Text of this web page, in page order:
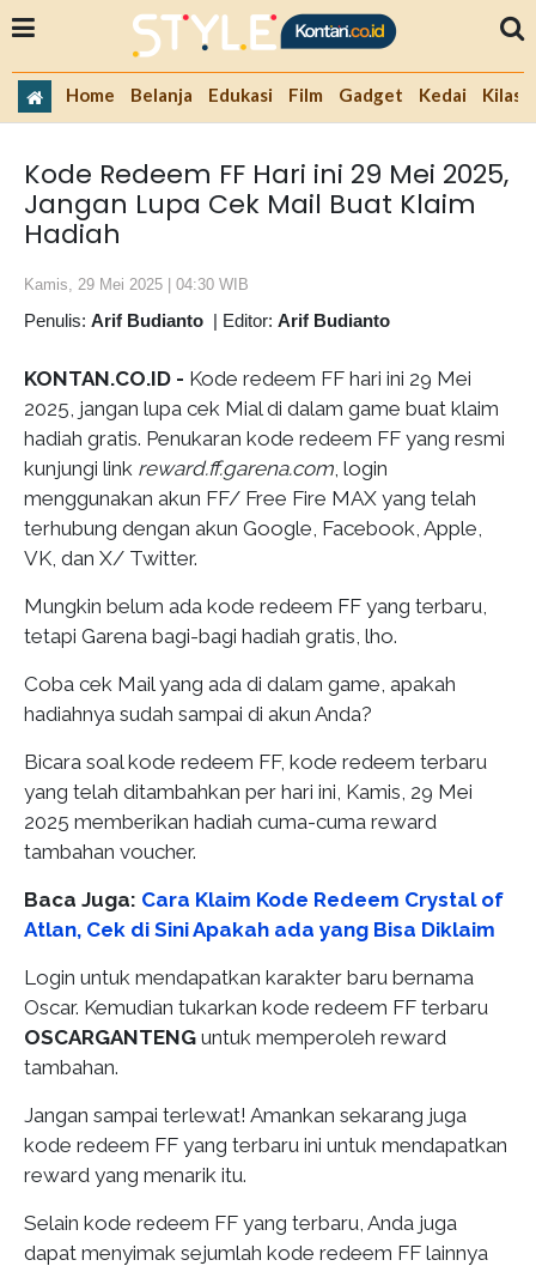
Home Belanja Edukasi Film Gadget Kedai Kilas
Kode Redeem FF Hari ini 29 Mei 2025,
Jangan Lupa Cek Mail Buat Klaim
Hadiah
Kamis, 29 Mei 2025 | 04:30 WIB
Penulis: Arif Budianto | Editor: Arif Budianto
KONTAN.CO.ID - Kode redeem FF hari ini 29 Mei
2025, jangan lupa cek Mial di dalam game buat klaim
hadiah gratis. Penukaran kode redeem FF yang resmi
kunjungi link reward.ff.garena.com, login
menggunakan akun FF/ Free Fire MAX yang telah
terhubung dengan akun Google, Facebook, Apple,
VK, dan X/ Twitter.
Mungkin belum ada kode redeem FF yang terbaru,
tetapi Garena bagi-bagi hadiah gratis, lho.
Coba cek Mail yang ada di dalam game, apakah
hadiahnya sudah sampai di akun Anda?
Bicara soal kode redeem FF, kode redeem terbaru
yang telah ditambahkan per hari ini, Kamis, 29 Mei
2025 memberikan hadiah cuma-cuma reward
tambahan voucher.
Baca Juga: Cara Klaim Kode Redeem Crystal of
Atlan, Cek di Sini Apakah ada yang Bisa Diklaim
Login untuk mendapatkan karakter baru bernama
Oscar. Kemudian tukarkan kode redeem FF terbaru
OSCARGANTENG untuk memperoleh reward
tambahan.
Jangan sampai terlewat! Amankan sekarang juga
kode redeem FF yang terbaru ini untuk mendapatkan
reward yang menarik itu.
Selain kode redeem FF yang terbaru, Anda juga
dapat menyimak sejumlah kode redeem FF lainnya